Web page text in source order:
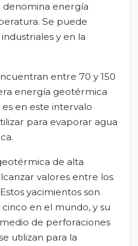
denomina energía
Se puede
y en la
entre 70 y 150
energía geotérmica
en este intervalo
para evaporar agua
de alta
valores entre los
yacimientos son
en el mundo, y su
de perforaciones
utilizan para la